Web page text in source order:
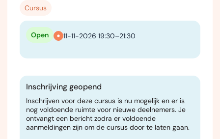
Cursus
11-11-2026 19:30–21:30
Open
Inschrijving geopend
Inschrijven voor deze cursus is nu mogelijk en er is
nog voldoende ruimte voor nieuwe deelnemers. Je
ontvangt een bericht zodra er voldoende
aanmeldingen zijn om de cursus door te laten gaan.